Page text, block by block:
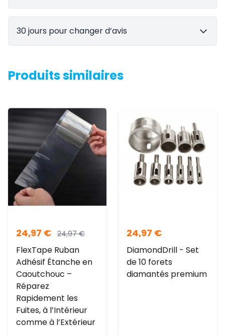
30 jours pour changer d’avis
Produits similaires
24,97 € 24,97€
FlexTape Ruban
Adhésif Étanche en
Caoutchouc –
Réparez
Rapidement les
Fuites, à l’Intérieur
comme à l’Extérieur
24,97 €
DiamondDrill - Set
de 10 forets
diamantés premium